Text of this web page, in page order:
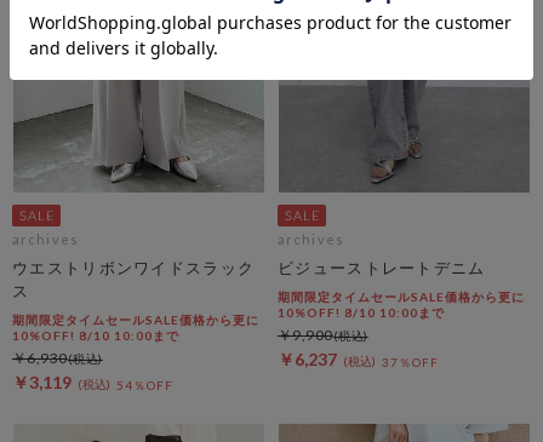
archives
ウエストリボンワイドスラック
ス
期間限定タイムセールSALE価格から更に
10%OFF! 8/10 10:00まで
￥3,119 54％OFF
￥6,930
archives
ビジューストレートデニム
期間限定タイムセールSALE価格から更に
10%OFF! 8/10 10:00まで
￥6,237 37％OFF
￥9,900